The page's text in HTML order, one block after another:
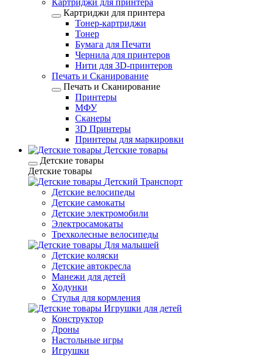
Картриджи для принтера
Картриджи для принтера
Тонер-картриджи
Тонер
Бумага для Печати
Чернила для принтеров
Нити для 3D-принтеров
Печать и Сканирование
Печать и Сканирование
Принтеры
МФУ
Сканеры
3D Принтеры
Принтеры для маркировки
Детские товары
Детские товары
Детские товары
Детский Транспорт
Детские велосипеды
Детские самокаты
Детские электромобили
Электросамокаты
Трехколесные велосипеды
Для малышей
Детские коляски
Детские автокресла
Манежи для детей
Ходунки
Стулья для кормления
Игрушки для детей
Конструктор
Дроны
Настольные игры
Игрушки